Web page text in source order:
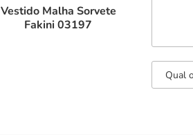
Vestido Malha Sorvete
Fakini 03197